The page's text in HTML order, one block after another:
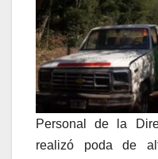
Personal de la
realizó poda de